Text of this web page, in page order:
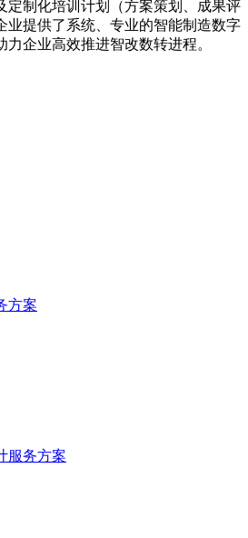
定制化培训计划（方案策划、成果评
业提供了系统、专业的智能制造数字
企业高效推进智改数转进程。
方案
服务方案